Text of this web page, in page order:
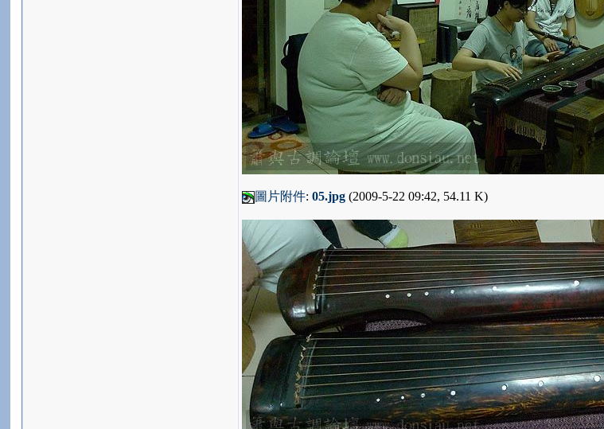
圖片附件: 05.jpg(2009-5-22 09:42, 54.11 K)